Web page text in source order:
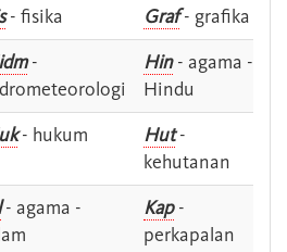
- fisika Graf- grafika
-
Hin- agama -
Hindu
- hukum Hut-
kehutanan
- agama -
Kap-
perkapalan